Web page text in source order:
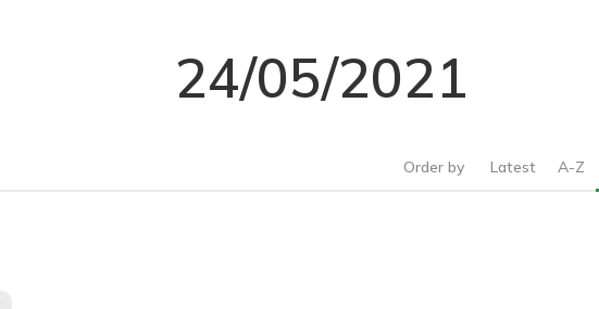
24/05/2021
Order by Latest A-Z